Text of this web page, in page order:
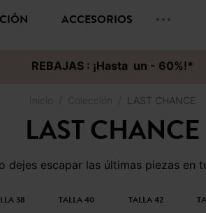
ACCESORIOS
REBAJAS : ¡Hasta un - 60%!*
LAST CHANCE
LAST CHANCE
dejes escapar las últimas piezas en
38 TALLA 40 TALLA 42